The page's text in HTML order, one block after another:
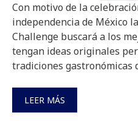
Con motivo de la
independencia de México
Challenge buscará a los
tengan ideas originales
tradiciones gastronómicas
LEER MÁS